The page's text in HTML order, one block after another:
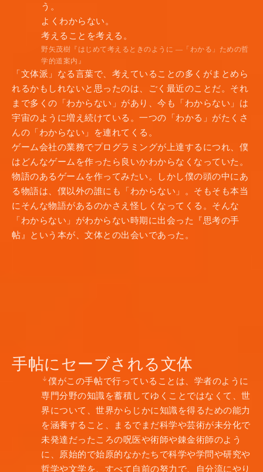
う。
よくわからない。
考えることを考える。
野矢茂樹『はじめて考えるときのように —「わかる」ための哲
学的道案内』
「文体派」なる言葉で、考えていることの多くがまとめら
れるかもしれないと思ったのは、ごく最近のことだ。それ
まで多くの「わからない」があり、今も「わからない」は
宇宙のように増え続けている。一つの「わかる」がたくさ
んの「わからない」を連れてくる。
ゲーム会社の業務でプログラミングが上達するにつれ、僕
はどんなゲームを作ったら良いかわからなくなっていた。
物語のあるゲームを作ってみたい。しかし僕の頭の中にあ
る物語は、僕以外の誰にも「わからない」。そもそも本当
にそんな物語があるのかさえ怪しくなってくる。そんな
「わからない」がわからない時期に出会った『思考の手
帖』という本が、文体との出会いであった。
手帖にセーブされる文体
僕がこの手帖で行っていることは、学者のように
専門分野の知識を蓄積してゆくことではなくて、世
界について、世界からじかに知識を得るための能力
を涵養すること、まるでまだ科学や芸術が未分化で
未発達だったころの呪医や術師や錬金術師のよう
に、原始的で始原的なかたちで科学や学問や研究や
哲学や文学を、すべて自前の努力で、自分流にやり